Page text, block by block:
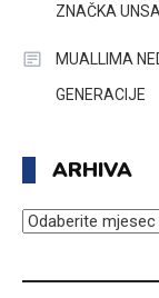
ZNAČKA
MUALLIMA
GENERACIJE
ARHIVA
ARHIVA